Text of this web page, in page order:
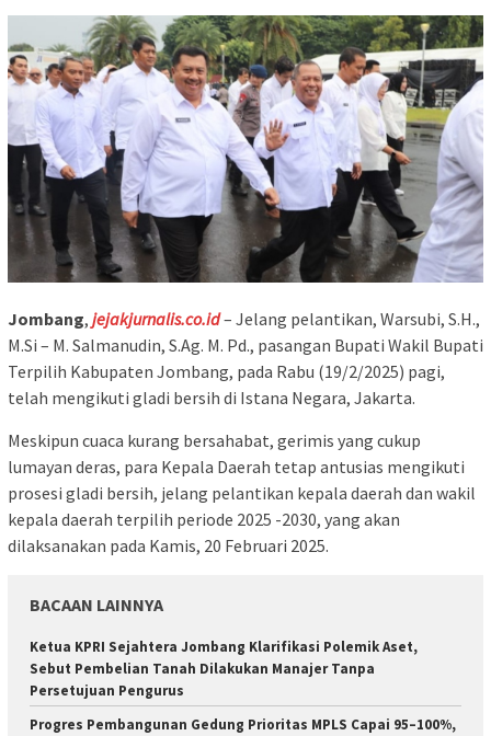
Jombang, jejakjurnalis.co.id– Jelang pelantikan, Warsubi, S.H.,
M.Si – M. Salmanudin, S.Ag. M. Pd., pasangan Bupati Wakil Bupati
Terpilih Kabupaten Jombang, pada Rabu (19/2/2025) pagi,
telah mengikuti gladi bersih di Istana Negara, Jakarta.
Meskipun cuaca kurang bersahabat, gerimis yang cukup
lumayan deras, para Kepala Daerah tetap antusias mengikuti
prosesi gladi bersih, jelang pelantikan kepala daerah dan wakil
kepala daerah terpilih periode 2025 -2030, yang akan
dilaksanakan pada Kamis, 20 Februari 2025.
BACAAN LAINNYA
Ketua KPRI Sejahtera Jombang Klarifikasi Polemik Aset,
Sebut Pembelian Tanah Dilakukan Manajer Tanpa
Persetujuan Pengurus
Progres Pembangunan Gedung Prioritas MPLS Capai 95–100%,